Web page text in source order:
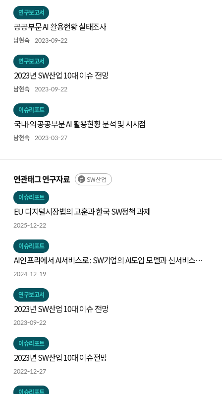
연구보고서
공공부문 AI 활용현황 실태조사
남현숙 2023-09-22
연구보고서
2023년 SW산업 10대 이슈 전망
남현숙 2023-09-22
이슈리포트
국내·외 공공부문 AI 활용현황 분석 및 시사점
남현숙 2023-03-27
연관태그 연구자료 SW산업
이슈리포트
EU 디지털시장법의 교훈과 한국 SW정책 과제
2025-12-22
이슈리포트
AI인프라에서 AI서비스로 : SW기업의 AI도입 모델과 신서비스
모델의 탐색
2024-12-19
연구보고서
2023년 SW산업 10대 이슈 전망
2023-09-22
이슈리포트
2023년 SW산업 10대 이슈전망
2022-12-27
이슈리포트